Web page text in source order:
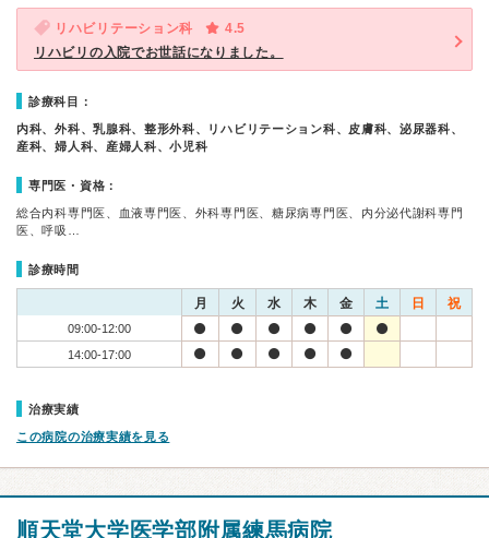
リハビリテーション科
4.5
リハビリの入院でお世話になりました。
診療科目：
内科、外科、乳腺科、整形外科、リハビリテーション科、皮膚科、泌尿器科、
産科、婦人科、産婦人科、小児科
専門医・資格：
総合内科専門医、血液専門医、外科専門医、糖尿病専門医、内分泌代謝科専門
医、呼吸…
診療時間
月 火 水 木 金 土 日 祝
09:00-12:00
14:00-17:00
治療実績
この病院の治療実績を見る
順天堂大学医学部附属練馬病院